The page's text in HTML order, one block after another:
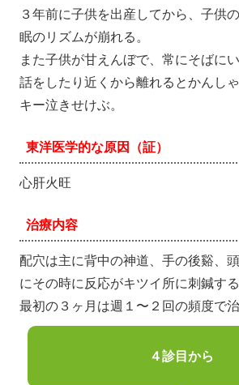
３年前に子供を出産してから、子供
眠のリズムが崩れる。
また子供が甘えんぼで、常にそばに
話をしたり近くから離れるとかんし
キー泣きせけぶ。
東洋医学的な原因（証）
心肝火旺
治療内容
配穴は主に背中の神道、手の後谿、
にその時に反応がキツイ所に刺鍼する
最初の３ヶ月は週１〜２回の頻度で治
４診目から